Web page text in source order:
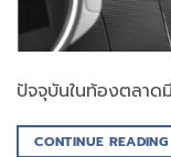
ปัจจุบันในท้องตลาด
CONTINUE READING